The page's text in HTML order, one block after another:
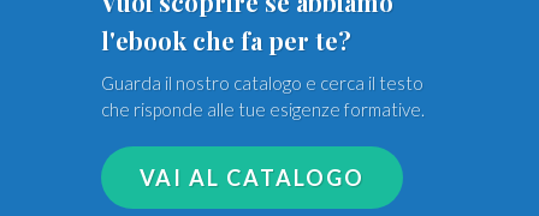
l'ebook che fa per te?
Guarda il nostro catalogo e cerca il testo
che risponde alle tue esigenze formative.
VAI AL CATALOGO